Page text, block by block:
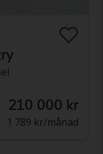
210 000 kr
1 789 kr/månad